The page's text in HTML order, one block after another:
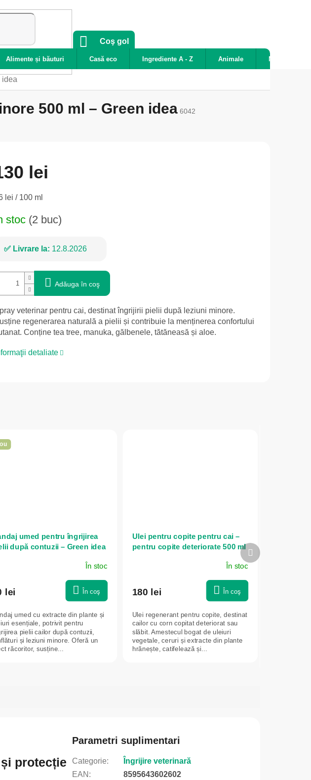
COŞ
CUMPĂRĂTURI
Coş gol
Alimente și băuturi Casă eco Ingrediente A - Z Animale Noutăți
idea
500 ml – Green idea 6042
lei
lei / 100 ml
stoc (2 buc)
Livrare la: 12.8.2026
Adăuga în coş
veterinar pentru cai, destinat îngrijirii pielii după leziuni minore.
regenerarea naturală a pielii și contribuie la menținerea confortului
Conține tea tree, manuka, gălbenele, tătăneasă și aloe.
detaliate
umed pentru îngrijirea
după contuzii – Green idea
În stoc
lei În coş
umed cu extracte din plante și
esențiale, potrivit pentru
pielii cailor după contuzii,
și leziuni minore. Oferă un
răcoritor, susține...
Ulei pentru copite pentru cai –
pentru copite deteriorate 500 ml
În stoc
180 lei În coş
Ulei regenerant pentru copite, destinat
cailor cu corn copitat deteriorat sau
slăbit. Amestecul bogat de uleiuri
vegetale, ceruri și extracte din plante
hrănește, catifelează și...
Produsul
următor
protecție
Parametri suplimentari
Categorie:
Îngrijire veterinară
EAN : 8595643602602